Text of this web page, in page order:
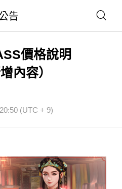
告
價格說明
內容）
(UTC + 9)